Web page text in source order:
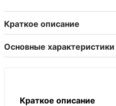
Краткое описание
Основные характеристики
Краткое описание